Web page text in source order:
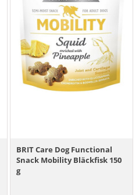
BRIT Care Dog Functional
Snack Mobility Bläckfisk 150
g